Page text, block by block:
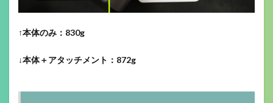
↑本体のみ：830g
↓本体＋アタッチメント：872g